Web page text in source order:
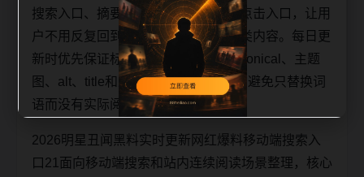
搜索入口、摘要说明、图片语义和可点击入口，让用
户不用反复回到首页也能继续浏览同类内容。每日更
新时优先保证标题、description、canonical、主题
图、alt、title和正文关键词保持一致，避免只替换词
语而没有实际阅读价值。
2026明星丑闻黑料实时更新网红爆料移动端搜索入
口21面向移动端搜索和站内连续阅读场景整理，核心